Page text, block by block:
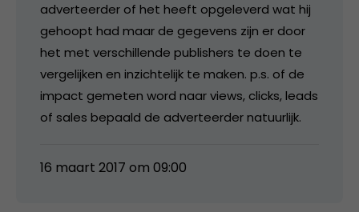
adverteerder of het heeft opgeleverd wat hij
gehoopt had maar de gegevens zijn er door
het met verschillende publishers te doen te
vergelijken en inzichtelijk te maken. p.s. of de
impact gemeten word naar views, clicks, leads
of sales bepaald de adverteerder natuurlijk.
16 maart 2017 om 09:00